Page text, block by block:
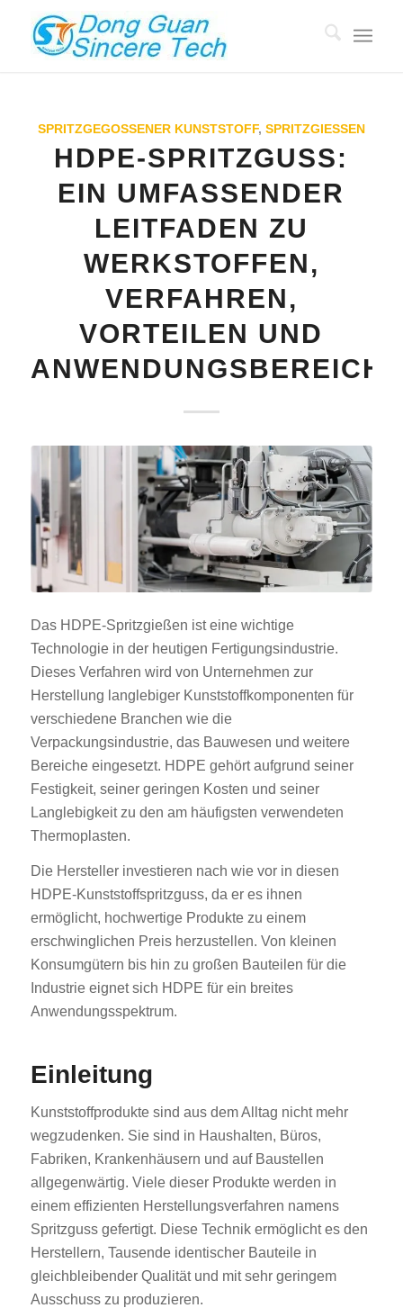
SPRITZGEGOSSENER KUNSTSTOFF, SPRITZGIESSEN
HDPE-SPRITZGUSS:
EIN UMFASSENDER
LEITFADEN ZU
WERKSTOFFEN,
VERFAHREN,
VORTEILEN UND
Das HDPE-Spritzgießen ist eine wichtige
Technologie in der heutigen Fertigungsindustrie.
Dieses Verfahren wird von Unternehmen zur
Herstellung langlebiger Kunststoffkomponenten für
verschiedene Branchen wie die
Verpackungsindustrie, das Bauwesen und weitere
Bereiche eingesetzt. HDPE gehört aufgrund seiner
Festigkeit, seiner geringen Kosten und seiner
Langlebigkeit zu den am häufigsten verwendeten
Thermoplasten.
Die Hersteller investieren nach wie vor in diesen
HDPE-Kunststoffspritzguss, da er es ihnen
ermöglicht, hochwertige Produkte zu einem
erschwinglichen Preis herzustellen. Von kleinen
Konsumgütern bis hin zu großen Bauteilen für die
Industrie eignet sich HDPE für ein breites
Anwendungsspektrum.
Einleitung
Kunststoffprodukte sind aus dem Alltag nicht mehr
wegzudenken. Sie sind in Haushalten, Büros,
Fabriken, Krankenhäusern und auf Baustellen
allgegenwärtig. Viele dieser Produkte werden in
einem effizienten Herstellungsverfahren namens
Spritzguss gefertigt. Diese Technik ermöglicht es den
Herstellern, Tausende identischer Bauteile in
gleichbleibender Qualität und mit sehr geringem
Ausschuss zu produzieren.